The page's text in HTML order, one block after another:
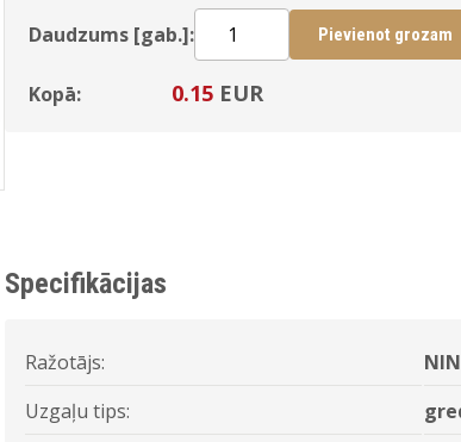
Daudzums [gab.]: Pievienot grozam
Kopā: 0.15 EUR
Specifikācijas
Ražotājs:
Uzgaļu tips: